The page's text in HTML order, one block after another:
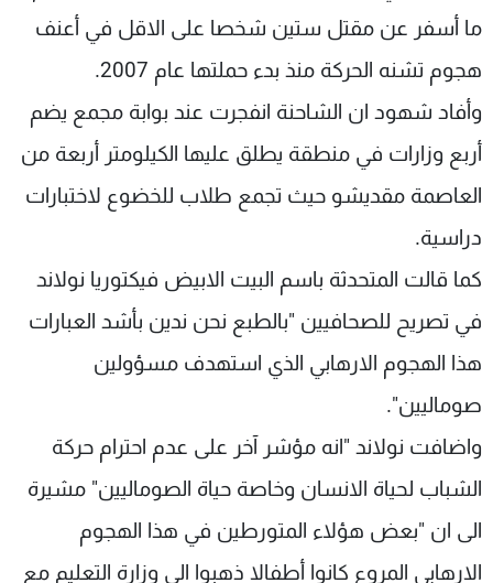
ما أسفر عن مقتل ستين شخصا على الاقل في أعنف
هجوم تشنه الحركة منذ بدء حملتها عام 2007.
وأفاد شهود ان الشاحنة انفجرت عند بوابة مجمع يضم
أربع وزارات في منطقة يطلق عليها الكيلومتر أربعة من
العاصمة مقديشو حيث تجمع طلاب للخضوع لاختبارات
دراسية.
كما قالت المتحدثة باسم البيت الابيض فيكتوريا نولاند
في تصريح للصحافيين "بالطبع نحن ندين بأشد العبارات
هذا الهجوم الارهابي الذي استهدف مسؤولين
صوماليين".
واضافت نولاند "انه مؤشر آخر على عدم احترام حركة
الشباب لحياة الانسان وخاصة حياة الصوماليين" مشيرة
الى ان "بعض هؤلاء المتورطين في هذا الهجوم
الارهابي المروع كانوا أطفالا ذهبوا الى وزارة التعليم مع